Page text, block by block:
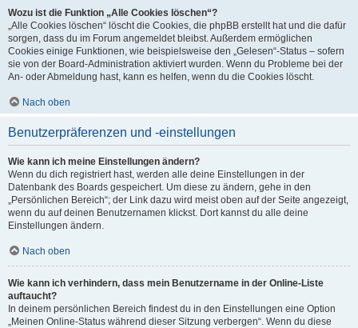
Wozu ist die Funktion „Alle Cookies löschen“?
„Alle Cookies löschen“ löscht die Cookies, die phpBB erstellt hat und die dafür
sorgen, dass du im Forum angemeldet bleibst. Außerdem ermöglichen
Cookies einige Funktionen, wie beispielsweise den „Gelesen“-Status – sofern
sie von der Board-Administration aktiviert wurden. Wenn du Probleme bei der
An- oder Abmeldung hast, kann es helfen, wenn du die Cookies löscht.
Nach oben
Benutzerpräferenzen und -einstellungen
Wie kann ich meine Einstellungen ändern?
Wenn du dich registriert hast, werden alle deine Einstellungen in der
Datenbank des Boards gespeichert. Um diese zu ändern, gehe in den
„Persönlichen Bereich“; der Link dazu wird meist oben auf der Seite angezeigt,
wenn du auf deinen Benutzernamen klickst. Dort kannst du alle deine
Einstellungen ändern.
Nach oben
Wie kann ich verhindern, dass mein Benutzername in der Online-Liste
auftaucht?
In deinem persönlichen Bereich findest du in den Einstellungen eine Option
„Meinen Online-Status während dieser Sitzung verbergen“. Wenn du diese